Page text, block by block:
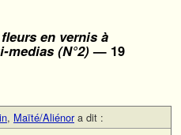
en vernis à
medias (N°2)— 19
, Maïté/Aliénor a dit :